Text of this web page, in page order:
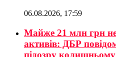
06.08.2026, 17:59
Майже 21 млн грн
активів: ДБР
підозру